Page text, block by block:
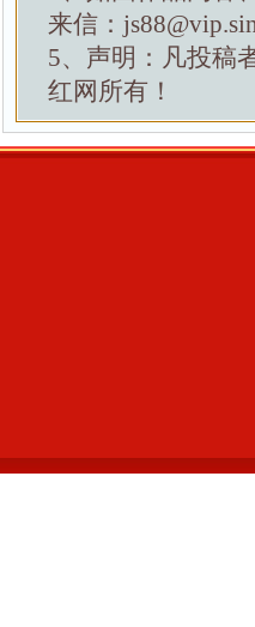
来信：
5、声明：凡投稿
红网所有！